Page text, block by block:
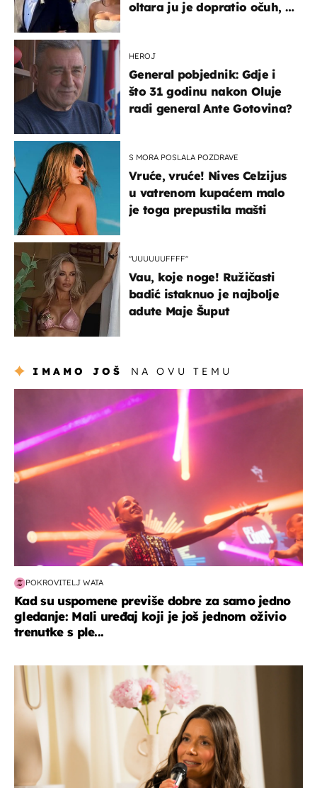
oltara ju je dopratio očuh, a
HEROJ
General pobjednik: Gdje i
što 31 godinu nakon Oluje
radi general Ante Gotovina?
S MORA POSLALA POZDRAVE
Vruće, vruće! Nives Celzijus
u vatrenom kupaćem malo
je toga prepustila mašti
"UUUUUUFFFF"
Vau, koje noge! Ružičasti
badić istaknuo je najbolje
adute Maje Šuput
IMAMO JOŠ NA OVU TEMU
POKROVITELJ WATA
Kad su uspomene previše dobre za samo jedno
gledanje: Mali uređaj koji je još jednom oživio
trenutke s ple...
moda & ljepota